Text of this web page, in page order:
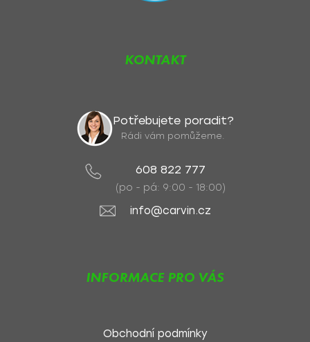
KONTAKT
Potřebujete poradit?
Rádi vám pomůžeme.
608 822 777
(po - pá: 9:00 - 18:00)
info@carvin.cz
INFORMACE PRO VÁS
Obchodní podmínky